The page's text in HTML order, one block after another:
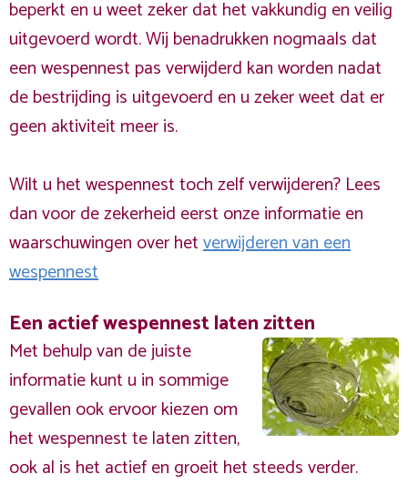
beperkt en u weet zeker dat het vakkundig en veilig
uitgevoerd wordt. Wij benadrukken nogmaals dat
een wespennest pas verwijderd kan worden nadat
de bestrijding is uitgevoerd en u zeker weet dat er
geen aktiviteit meer is.
Wilt u het wespennest toch zelf verwijderen? Lees
dan voor de zekerheid eerst onze informatie en
waarschuwingen over hetverwijderen van een
wespennest
Een actief wespennest laten zitten
Met behulp van de juiste
informatie kunt u in sommige
gevallen ook ervoor kiezen om
het wespennest te laten zitten,
ook al is het actief en groeit het steeds verder.